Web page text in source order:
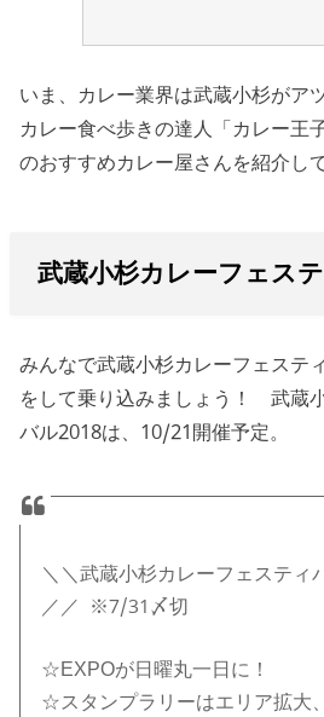
いま、カレー業界は武蔵小杉がア
カレー食べ歩きの達人「カレー王
のおすすめカレー屋さんを紹介し
武蔵小杉カレーフェス
みんなで武蔵小杉カレーフェステ
をして乗り込みましょう！ 武蔵
バル2018は、10/21開催予定。
＼＼武蔵小杉カレーフェスティ
／／ ※7/31〆切
☆EXPOが日曜丸一日に！
☆スタンプラリーはエリア拡大